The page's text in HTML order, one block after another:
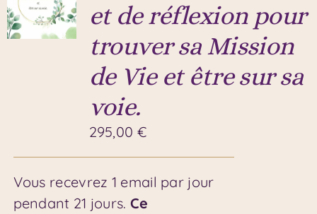
et de réflexion pour
trouver sa Mission
de Vie et être sur sa
voie.
295,00 €
Vous recevrez 1 email par jour
pendant 21 jours. Ce